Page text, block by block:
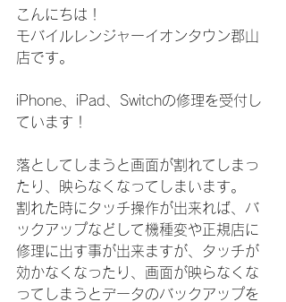
こんにちは！
モバイルレンジャーイオンタウン郡山
店です。
iPhone、iPad、Switchの修理を受付し
ています！
落としてしまうと画面が割れてしまっ
たり、映らなくなってしまいます。
割れた時にタッチ操作が出来れば、バ
ックアップなどして機種変や正規店に
修理に出す事が出来ますが、タッチが
効かなくなったり、画面が映らなくな
ってしまうとデータのバックアップを